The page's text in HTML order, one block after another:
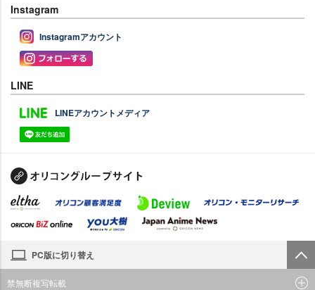
Instagram
Instagramアカウント
LINE
LINEアカウントメディア
PC版に切り替え
禁無断複写転載